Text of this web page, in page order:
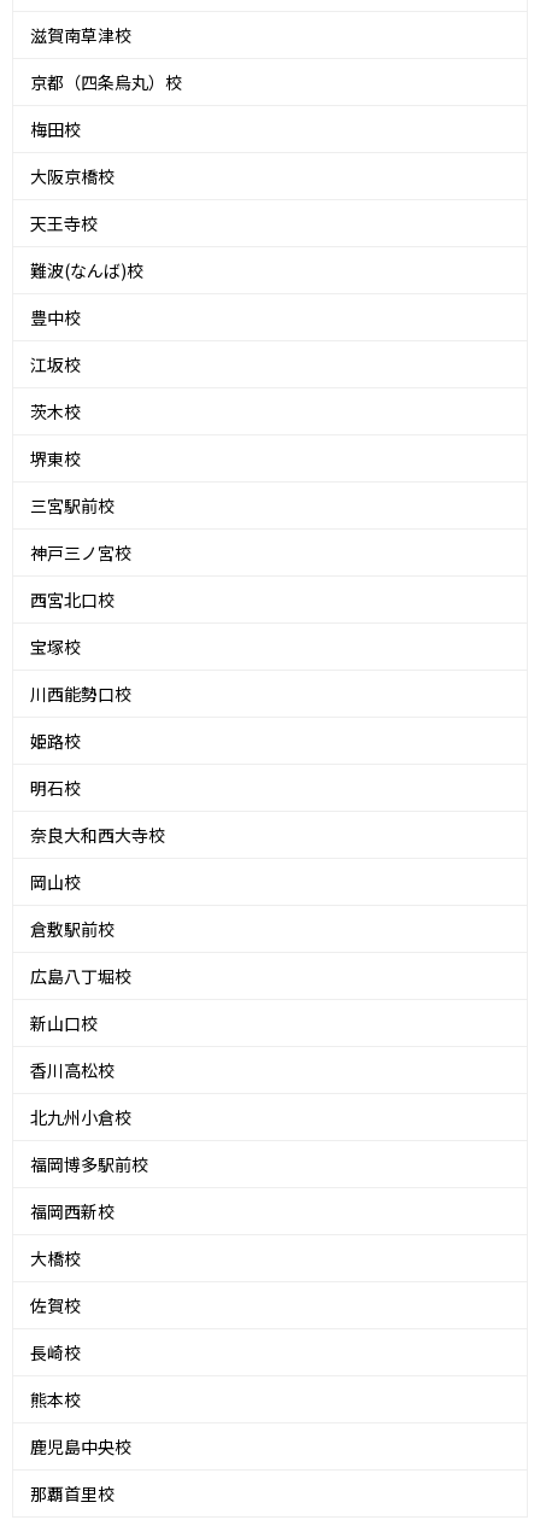
滋賀南草津校
京都（四条烏丸）校
梅田校
大阪京橋校
天王寺校
難波(なんば)校
豊中校
江坂校
茨木校
堺東校
三宮駅前校
神戸三ノ宮校
西宮北口校
宝塚校
川西能勢口校
姫路校
明石校
奈良大和西大寺校
岡山校
倉敷駅前校
広島八丁堀校
新山口校
香川高松校
北九州小倉校
福岡博多駅前校
福岡西新校
大橋校
佐賀校
長崎校
熊本校
鹿児島中央校
那覇首里校